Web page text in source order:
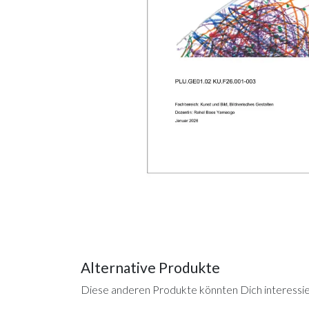
Alternative Produkte
Diese anderen Produkte könnten Dich